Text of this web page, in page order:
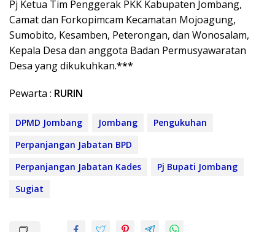
Pj Ketua Tim Penggerak PKK Kabupaten Jombang,
Camat dan Forkopimcam Kecamatan Mojoagung,
Sumobito, Kesamben, Peterongan, dan Wonosalam,
Kepala Desa dan anggota Badan Permusyawaratan
Desa yang dikukuhkan.***
Pewarta : RURIN
DPMD Jombang Jombang
Pengukuhan
Perpanjangan Jabatan BPD
Perpanjangan Jabatan Kades
Pj Bupati Jombang
Sugiat